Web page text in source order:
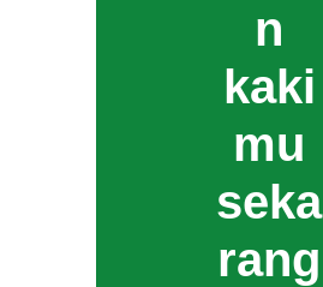
n
kaki
mu
seka
rang